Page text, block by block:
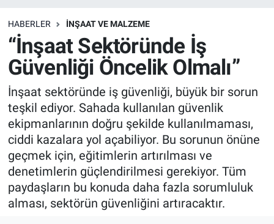
HABERLER İNŞAAT VE MALZEME
“İnşaat Sektöründe İş
Güvenliği Öncelik Olmalı”
İnşaat sektöründe iş güvenliği, büyük bir sorun
teşkil ediyor. Sahada kullanılan güvenlik
ekipmanlarının doğru şekilde kullanılmaması,
ciddi kazalara yol açabiliyor. Bu sorunun önüne
geçmek için, eğitimlerin artırılması ve
denetimlerin güçlendirilmesi gerekiyor. Tüm
paydaşların bu konuda daha fazla sorumluluk
alması, sektörün güvenliğini artıracaktır.
Depolama Çözümleri
İnşaat ve Malzeme
HaberOrtak
EndüstriST
Enerjisini Üreten Fabrikalar
Endüstri 4.0 Uygulamaları